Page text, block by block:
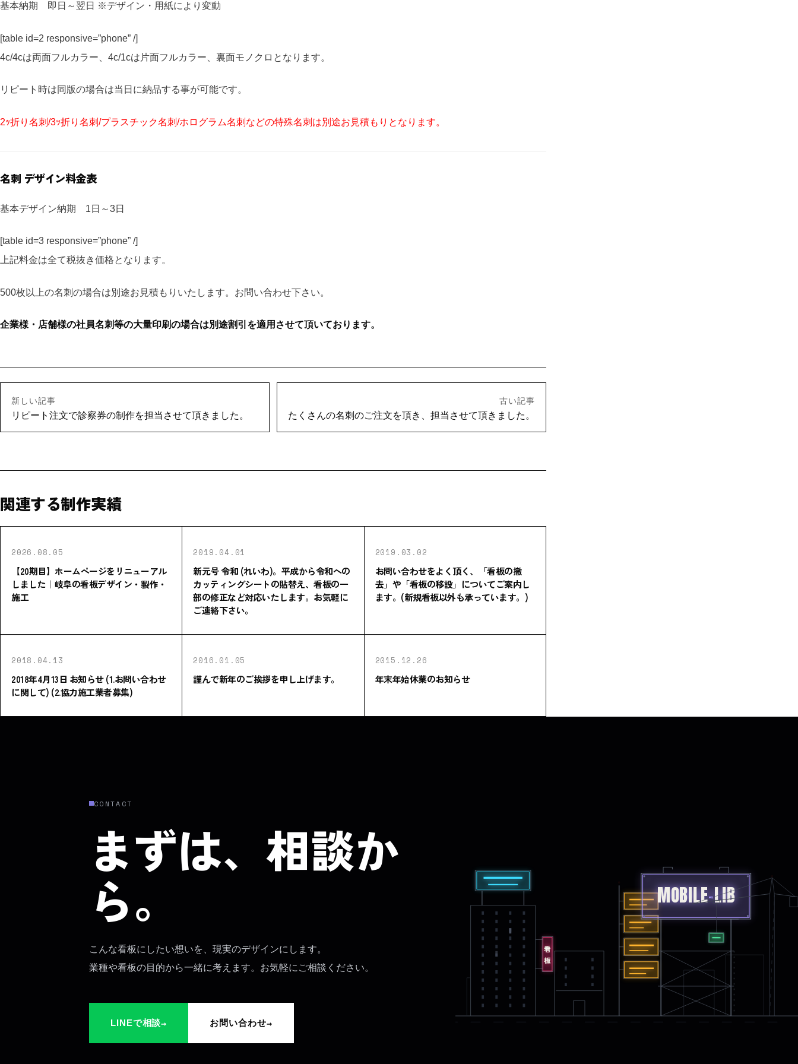
基本納期 即日～翌日 ※デザイン・用紙により変動
[table id=2 responsive=”phone” /]
4c/4cは両面フルカラー、4c/1cは片面フルカラー、裏面モノクロとなります。
リピート時は同版の場合は当日に納品する事が可能です。
2ｯ折り名刺/3ｯ折り名刺/プラスチック名刺/ホログラム名刺などの特殊名刺は別途お見積もりとなります。
名刺 デザイン料金表
基本デザイン納期 1日～3日
[table id=3 responsive=”phone” /]
上記料金は全て税抜き価格となります。
500枚以上の名刺の場合は別途お見積もりいたします。お問い合わせ下さい。
企業様・店舗様の社員名刺等の大量印刷の場合は別途割引を適用させて頂いております。
新しい記事
リピート注文で診察券の制作を担当させて頂きました。
古い記事
たくさんの名刺のご注文を頂き、担当させて頂きました。
関連する制作実績
2026.08.05
【20期目】ホームページをリニューアル
しました｜岐阜の看板デザイン・製作・
施工
2019.04.01
新元号 令和 (れいわ)。平成から令和への
カッティングシートの貼替え、看板の一
部の修正など対応いたします。お気軽に
ご連絡下さい。
2019.03.02
お問い合わせをよく頂く、「看板の撤
去」や「看板の移設」についてご案内し
ます。(新規看板以外も承っています。)
2018.04.13
2018年4月13日 お知らせ (1.お問い合わせ
に関して) (2.協力施工業者募集)
2016.01.05
謹んで新年のご挨拶を申し上げます。
2015.12.26
年末年始休業のお知らせ
CONTACT
まずは、相談か
ら。
こんな看板にしたい想いを、現実のデザインにします。
業種や看板の目的から一緒に考えます。お気軽にご相談ください。
LINEで相談→ お問い合わせ→
看板
MOBILE-LIB